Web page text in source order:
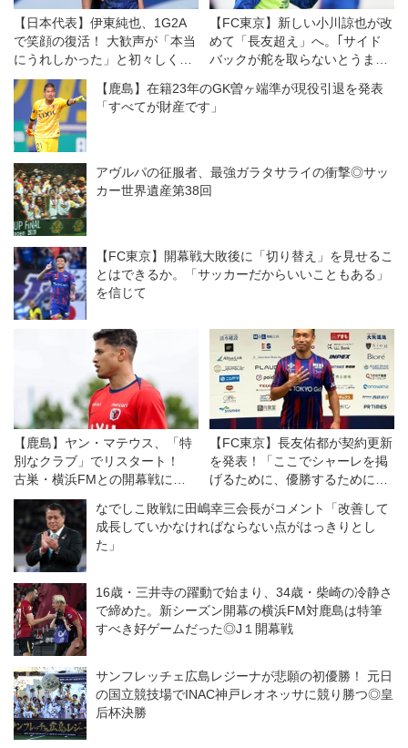
【日本代表】伊東純也、1G2A
で笑顔の復活！ 大歓声が「本当
にうれしかった」と初々しく
清々しく
【FC東京】新しい小川諒也が改
めて「長友超え」へ。｢サイド
バックが舵を取らないとうまく
【鹿島】在籍23年のGK曽ヶ端準が現役引退を発表
「すべてが財産です」
アヴルパの征服者、最強ガラタサライの衝撃◎サッ
カー世界遺産第38回
【FC東京】開幕戦大敗後に「切り替え」を見せるこ
とはできるか。「サッカーだからいいこともある」
を信じて
【鹿島】ヤン・マテウス、「特
別なクラブ」でリスタート！
古巣・横浜FMとの開幕戦に向
けては「感情的な試合になる」
が「勝利を求めたい！」
【FC東京】長友佑都が契約更新
を発表！「ここでシャーレを掲
げるために、優勝するために戦
なでしこ敗戦に田嶋幸三会長がコメント「改善して
成長していかなければならない点がはっきりとし
た」
16歳・三井寺の躍動で始まり、34歳・柴崎の冷静さ
で締めた。新シーズン開幕の横浜FM対鹿島は特筆
すべき好ゲームだった◎J１開幕戦
サンフレッチェ広島レジーナが悲願の初優勝！ 元日
の国立競技場でINAC神戸レオネッサに競り勝つ◎皇
后杯決勝